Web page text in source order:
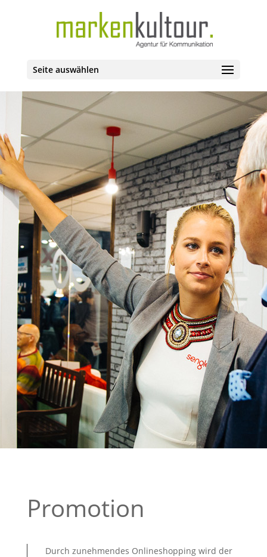
Seite auswählen
Promotion
Durch zunehmendes Onlineshopping wird der